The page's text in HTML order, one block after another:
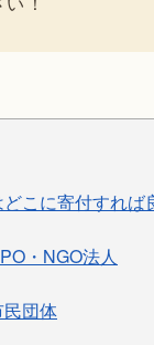
こに寄付すれば
・NGO法人
団体